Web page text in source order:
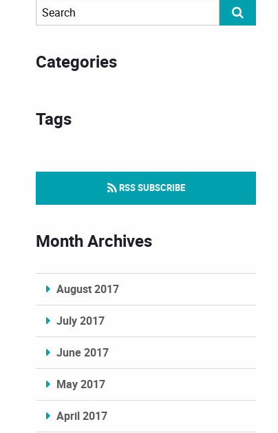
Categories
Tags
RSS SUBSCRIBE
Month Archives
August 2017
July 2017
June 2017
May 2017
April 2017